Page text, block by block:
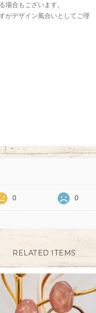
場合もございます。
がデザイン風合いとしてご理
0 0
RELATED ITEMS